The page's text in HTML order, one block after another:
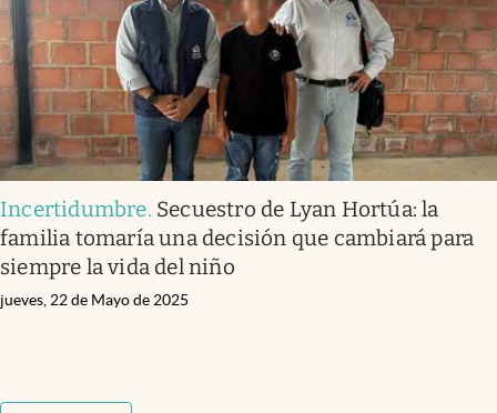
Incertidumbre. Secuestro de Lyan Hortúa: la
familia tomaría una decisión que cambiará para
siempre la vida del niño
jueves, 22 de Mayo de 2025